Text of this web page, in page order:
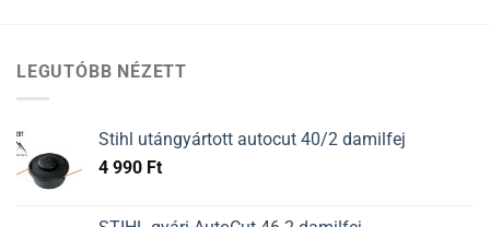
LEGUTÓBB NÉZETT
Stihl utángyártott autocut 40/2 damilfej
4 990 Ft